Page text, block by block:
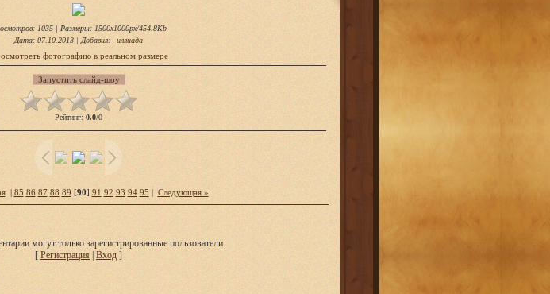
: 1035 | Размеры: 1500x1000px/454.8Kb
Дата: 07.10.2013 | Добавил: иллиада
фотографию в реальном размере
Рейтинг: 0.0/0
| 85 86 87 88 89 [90] 91 92 93 94 95 | Следующая »
могут только зарегистрированные пользователи.
[ Регистрация Вход ]